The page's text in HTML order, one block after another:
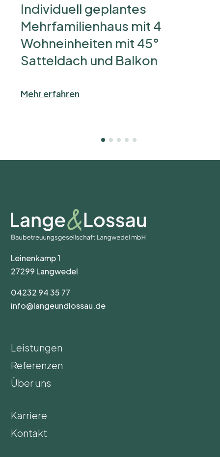
Individuell geplantes
Mehrfamilienhaus mit 4
Wohneinheiten mit 45°
Satteldach und Balkon
Mehr erfahren
Leinenkamp 1
27299 Langwedel
04232 94 35 77
info@langeundlossau.de
Leistungen
Referenzen
Über uns
Karriere
Kontakt